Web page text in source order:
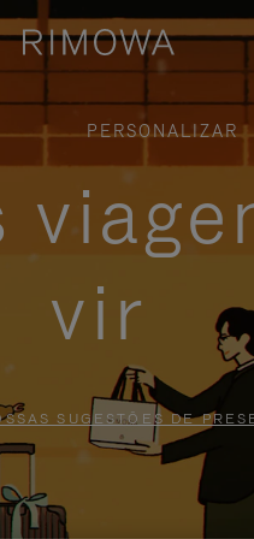
PERSONALIZAR
vir
SUGESTÕES DE